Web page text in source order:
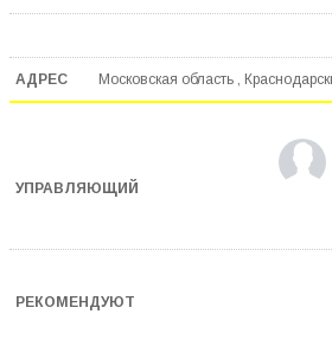
Московская область ,